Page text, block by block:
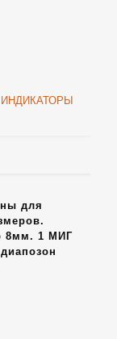
ИНДИКАТОРЫ
для
8мм. 1 МИГ